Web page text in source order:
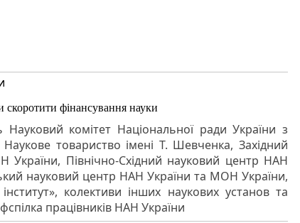
скоротити фінансування науки
комітет Національної ради України з
товариство імені Т. Шевченка, Західний
Північно-Східний науковий центр НАН
науковий центр НАН України та МОН України,
колективи інших наукових установ та
працівників НАН України